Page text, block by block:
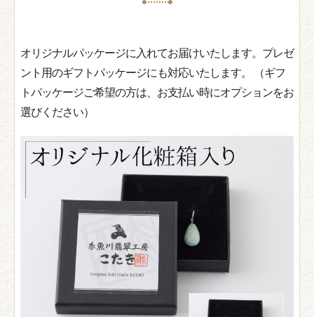
オリジナルパッケージに入れてお届けいたします。プレゼ
ント用のギフトパッケージにも対応いたします。 （ギフ
トパッケージご希望の方は、お支払い時にオプションをお
選びください）